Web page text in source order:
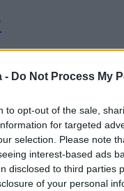
- Do Not Process My
to opt-out of the sale,
for targeted
selection. Please note
interest-based ads
disclosed to third parties
of your personal